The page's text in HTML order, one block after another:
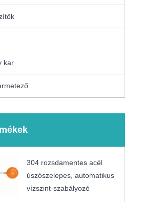
kar
304 rozsdamentes acél
úszószelepes, automatikus
vízszint-szabályozó